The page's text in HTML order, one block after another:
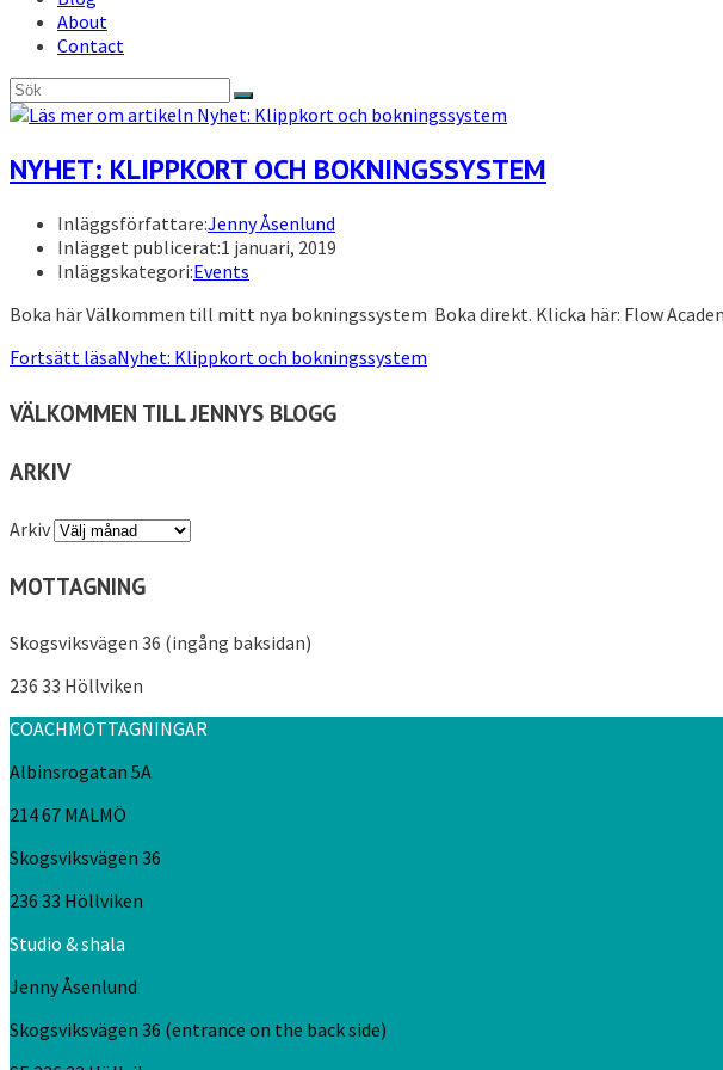
About
Contact
NYHET: KLIPPKORT OCH BOKNINGSSYSTEM
Inläggsförfattare:Jenny Åsenlund
Inlägget publicerat:1 januari, 2019
Inläggskategori:Events
Boka här Välkommen till mitt nya bokningssystem Boka direkt. Klicka här: Flow
Fortsätt läsaNyhet: Klippkort och bokningssystem
VÄLKOMMEN TILL JENNYS BLOGG
ARKIV
Arkiv
MOTTAGNING
Skogsviksvägen 36 (ingång baksidan)
236 33 Höllviken
COACHMOTTAGNINGAR
Albinsrogatan 5A
214 67 MALMÖ
Skogsviksvägen 36
236 33 Höllviken
Studio & shala
Jenny Åsenlund
Skogsviksvägen 36 (entrance on the back side)